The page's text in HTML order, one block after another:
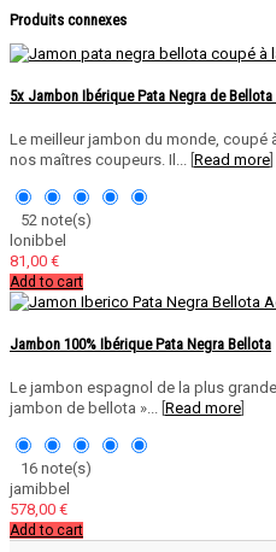
Produits connexes
5x Jambon Ibérique Pata Negra de Bellota
Le meilleur jambon du monde, coupé
nos maîtres coupeurs. Il... [Read more]
52 note(s)
lonibbel
81,00 €
Add to cart
Jambon 100% Ibérique Pata Negra Bellota
Le jambon espagnol de la plus
jambon de bellota »... [Read more]
16 note(s)
jamibbel
578,00 €
Add to cart